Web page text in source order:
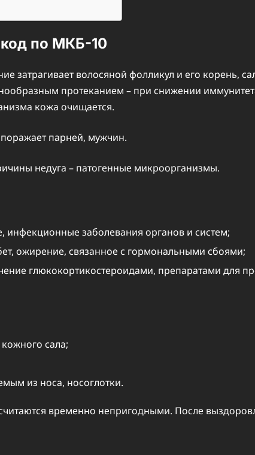
код по МКБ-10
затрагивает волосяной фолликул и его корень,
протеканием – при снижении
кожа очищается.
парней, мужчин.
недуга – патогенные микроорганизмы.
инфекционные заболевания органов и систем;
ожирение, связанное с гормональными сбоями;
глюкокортикостероидами, препаратами для
сала;
из носа, носоглотки.
временно непригодными. После